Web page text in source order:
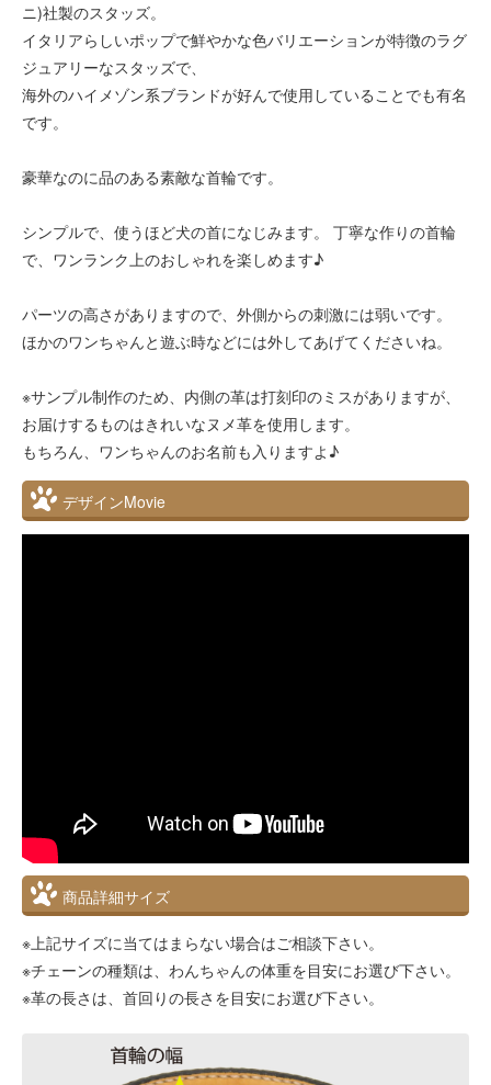
ニ)社製のスタッズ。
イタリアらしいポップで鮮やかな色バリエーションが特徴のラグ
ジュアリーなスタッズで、
海外のハイメゾン系ブランドが好んで使用していることでも有名
です。
豪華なのに品のある素敵な首輪です。
シンプルで、使うほど犬の首になじみます。 丁寧な作りの首輪
で、ワンランク上のおしゃれを楽しめます♪
パーツの高さがありますので、外側からの刺激には弱いです。
ほかのワンちゃんと遊ぶ時などには外してあげてくださいね。
※サンプル制作のため、内側の革は打刻印のミスがありますが、
お届けするものはきれいなヌメ革を使用します。
もちろん、ワンちゃんのお名前も入りますよ♪
デザインMovie
商品詳細サイズ
※上記サイズに当てはまらない場合はご相談下さい。
※チェーンの種類は、わんちゃんの体重を目安にお選び下さい。
※革の長さは、首回りの長さを目安にお選び下さい。